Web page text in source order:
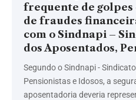
frequente de golpes
de fraudes
com o Sindnapi –
dos Aposentados,
Segundo o Sindnapi -
Pensionistas e Idosos, a
aposentadoria deveria